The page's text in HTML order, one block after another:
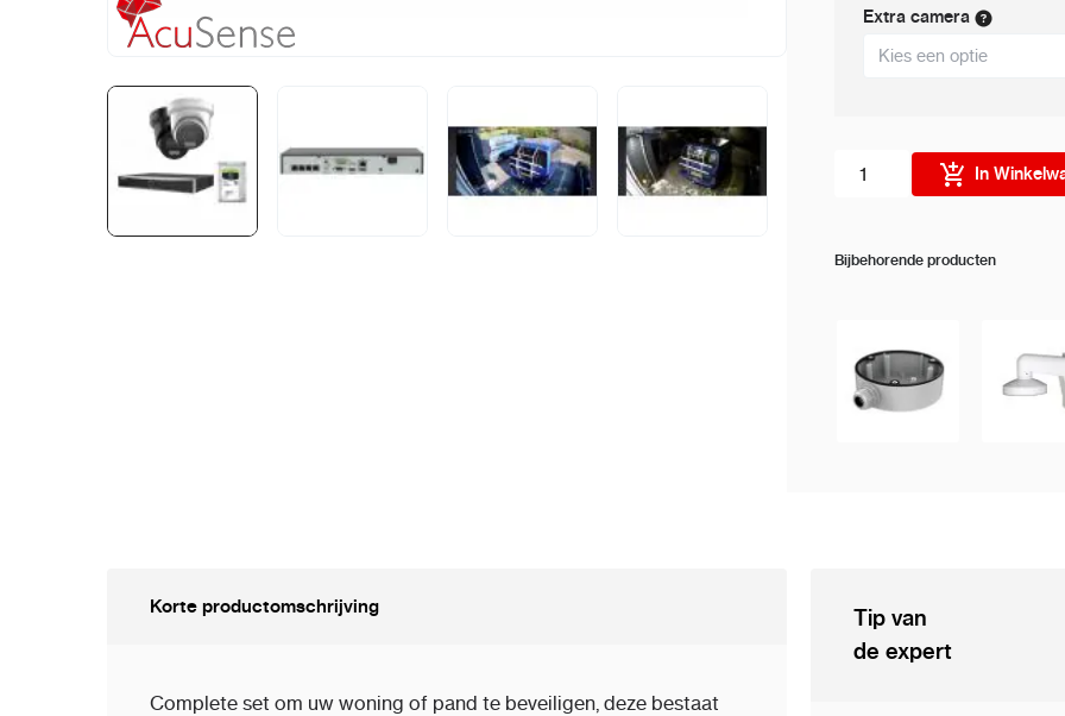
Extra camera
Aantal stuks
In
Bijbehorende producten
Korte productomschrijving
Complete set om uw woning of pand te beveiligen, deze bestaat
Tip van
de expert